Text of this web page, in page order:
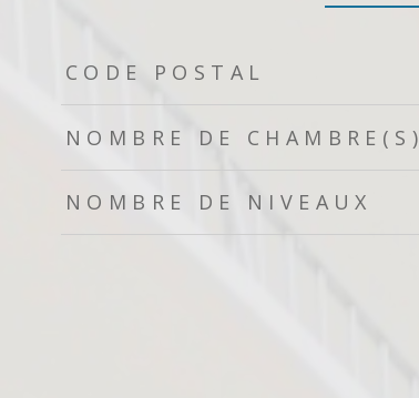
TRAD_ZEPHYR_Caracteristique
CODE POSTAL
NOMBRE DE CHAMBRE(S)
NOMBRE DE NIVEAUX